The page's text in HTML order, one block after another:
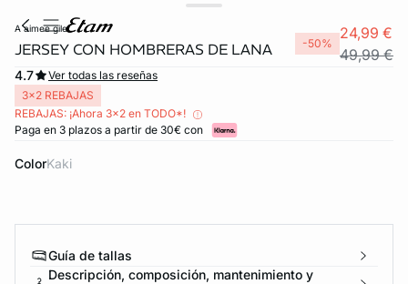
a aimee gilet
JERSEY CON HOMBRERAS DE LANA -50%
24,99 €
49,99 €
4.7
Ver todas las reseñas
3x2 REBAJAS
REBAJAS: ¡Ahora 3x2 en TODO*!
Paga en 3 plazos a partir de 30€ con
Color kaki
Guía de tallas
Descripción, composición, mantenimiento y